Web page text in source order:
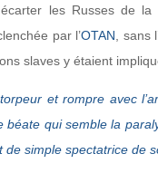
les Russes de la
par l’OTAN , sans
slaves y étaient
et rompre avec
béate qui semble la
simple spectatrice de